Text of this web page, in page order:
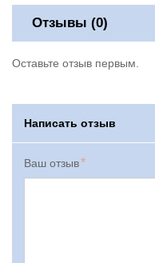
Отзывы (0)
Оставьте отзыв первым.
Написать отзыв
Ваш отзыв